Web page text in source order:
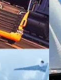
Alüminyum